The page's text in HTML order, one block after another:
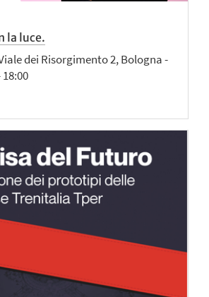
la luce.
dei Risorgimento 2, Bologna -
18:00